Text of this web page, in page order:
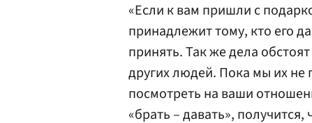
«Если к вам пришли с
принадлежит тому, кто его
принять. Так же дела
других людей. Пока мы их
посмотреть на ваши
«брать – давать»,